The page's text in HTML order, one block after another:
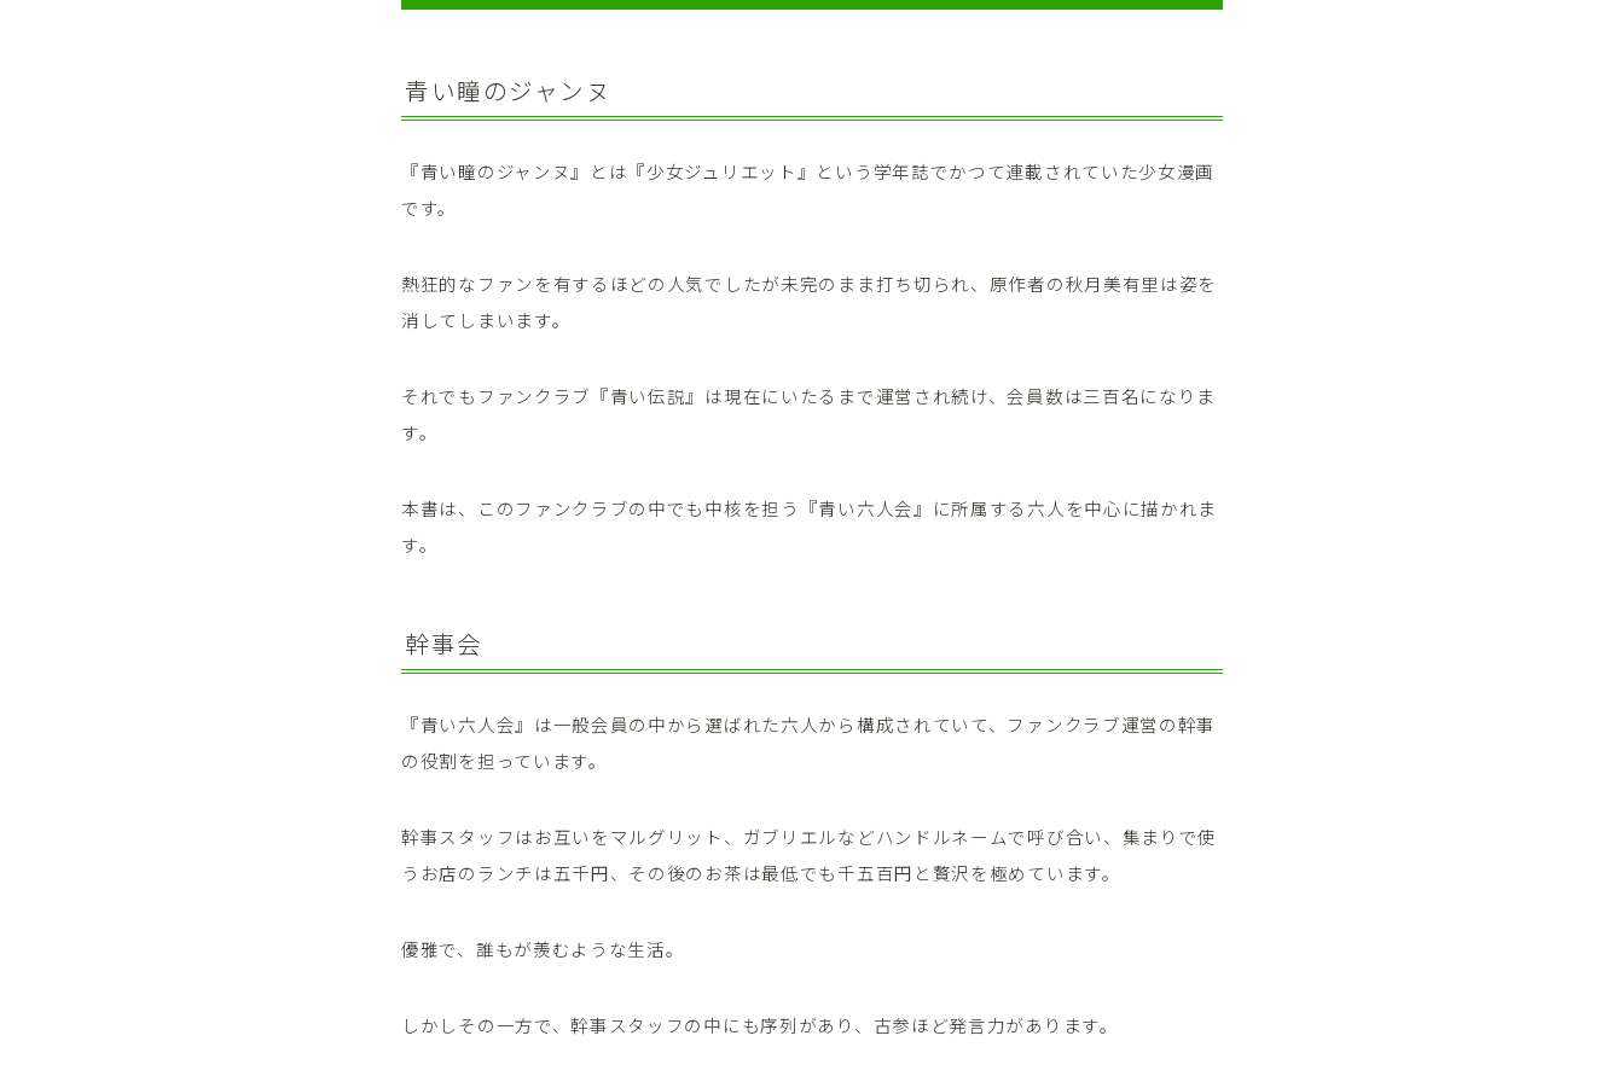
青い瞳のジャンヌ
『青い瞳のジャンヌ』とは『少女ジュリエット』という学年誌でかつて連載されていた少女漫画
です。
熱狂的なファンを有するほどの人気でしたが未完のまま打ち切られ、原作者の秋月美有里は姿を
消してしまいます。
それでもファンクラブ『青い伝説』は現在にいたるまで運営され続け、会員数は三百名になりま
す。
本書は、このファンクラブの中でも中核を担う『青い六人会』に所属する六人を中心に描かれま
す。
幹事会
『青い六人会』は一般会員の中から選ばれた六人から構成されていて、ファンクラブ運営の幹事
の役割を担っています。
幹事スタッフはお互いをマルグリット、ガブリエルなどハンドルネームで呼び合い、集まりで使
うお店のランチは五千円、その後のお茶は最低でも千五百円と贅沢を極めています。
優雅で、誰もが羨むような生活。
しかしその一方で、幹事スタッフの中にも序列があり、古参ほど発言力があります。